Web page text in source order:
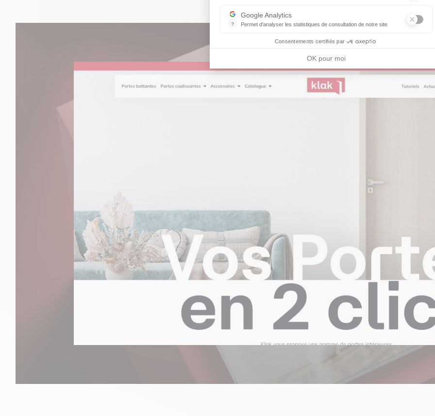
?
Google Analytics
Permet d'analyser les statistiques de consultation de notre site
Indispensable pour piloter notre site internet, il permet de mesurer
Consentements certifiés par
OK pour moi